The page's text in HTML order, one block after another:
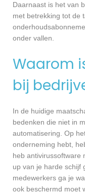
Daarnaast is het van
met betrekking tot de
onder vallen.
Waarom
bij
In de huidige
bedenken die niet in
automatisering. Op
onderneming hebt,
heb antivirussoftware
up van je harde schijf
medewerkers ga je
ook beschermd moet